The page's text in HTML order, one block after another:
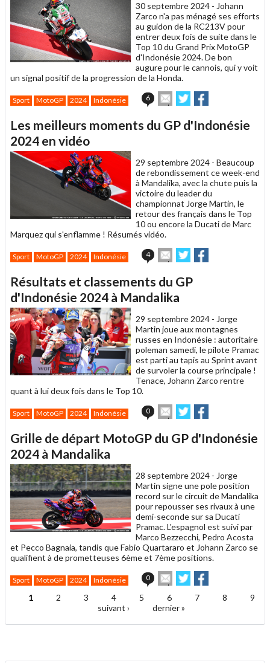
30 septembre 2024 - Johann
Zarco n'a pas ménagé ses efforts
au guidon de la RC213V pour
entrer deux fois de suite dans le
Top 10 du Grand Prix MotoGP
d'Indonésie 2024. De bon
augure pour le cannois, qui y voit
un signal positif de la progression de la Honda.
Sport MotoGP 2024 Indonésie 6
Envoyer
cet
à
Partager
sur sur
Les meilleurs moments du GP d'Indonésie
2024 en vidéo
29 septembre 2024 - Beaucoup
de rebondissement ce week-end
à Mandalika, avec la chute puis la
victoire du leader du
championnat Jorge Martin, le
retour des français dans le Top
10 ou encore la Ducati de Marc
Marquez qui s'enflamme ! Résumés vidéo.
Sport MotoGP 2024 Indonésie 4
Envoyer
cet
à
un
ami
Partager
sur sur
Résultats et classements du GP
d'Indonésie 2024 à Mandalika
29 septembre 2024 - Jorge
Martin joue aux montagnes
russes en Indonésie : autoritaire
poleman samedi, le pilote Pramac
est parti au tapis au Sprint avant
de survoler la course principale !
Tenace, Johann Zarco rentre
quant à lui deux fois dans le Top 10.
Sport MotoGP 2024 Indonésie 0
Envoyer
cet
à
Partager
sur sur
Grille de départ MotoGP du GP d'Indonésie
2024 à Mandalika
28 septembre 2024 - Jorge
Martin signe une pole position
record sur le circuit de Mandalika
pour repousser ses rivaux à une
demi-seconde sur sa Ducati
Pramac. L'espagnol est suivi par
Marco Bezzecchi, Pedro Acosta
et Pecco Bagnaia, tandis que Fabio Quartararo et Johann Zarco se
qualifient à de prometteuses 6ème et 7ème positions.
Sport MotoGP 2024 Indonésie 0
Envoyer
cet
article
à
ami
Partager
sur
Twitter
sur
Facebook
Pages
1 2 3 4 5 6 7 8
9
suivant ›
dernier »